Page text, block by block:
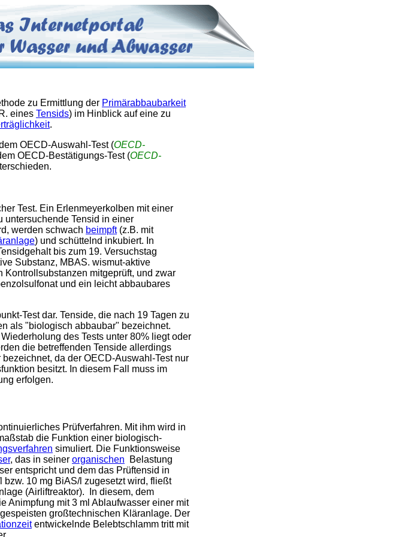
zu Ermittlung der Primärabbaubarkeit
eines Tensids) im Hinblick auf eine zu
.
OECD-Auswahl-Test (OECD-
OECD-Bestätigungs-Test (OECD-
Test. Ein Erlenmeyerkolben mit einer
untersuchende Tensid in einer
werden schwach beimpft(z.B. mit
) und schüttelnd inkubiert. In
bis zum 19. Versuchstag
Substanz, MBAS. wismut-aktive
Kontrollsubstanzen mitgeprüft, und zwar
und ein leicht abbaubares
Test dar. Tenside, die nach 19 Tagen zu
als "biologisch abbaubar" bezeichnet.
des Tests unter 80% liegt oder
die betreffenden Tenside allerdings
da der OECD-Auswahl-Test nur
besitzt. In diesem Fall muss im
erfolgen.
Prüfverfahren. Mit ihm wird in
die Funktion einer biologisch-
simuliert. Die Funktionsweise
, das in seiner organischen Belastung
entspricht und dem das Prüftensid in
10 mg BiAS/l zugesetzt wird, fließt
(Airliftreaktor). In diesem, dem
Animpfung mit 3 ml Ablaufwasser einer mit
großtechnischen Kläranlage. Der
entwickelnde Belebtschlamm tritt mit